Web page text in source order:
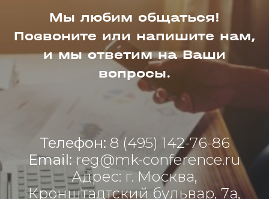
Мы любим общаться!
Позвоните или напишите нам,
и мы ответим на Ваши
вопросы.
Телефон: 8 (495) 142-76-86
Email: reg@mk-conference.ru
Адрес: г. Москва,
Кронштадтский бульвар, 7а,